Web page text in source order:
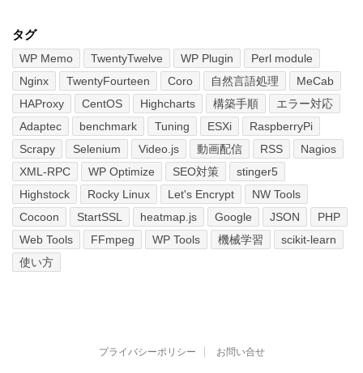
タグ
WP Memo TwentyTwelve WP Plugin
Perl module
Nginx
TwentyFourteen Coro 自然言語処理
MeCab
HAProxy
CentOS Highcharts 構築手順
エラー対応
Adaptec
benchmark Tuning ESXi
RaspberryPi
Scrapy
Selenium Video.js 動画配信 RSS
Nagios
XML-RPC
WP Optimize SEO対策
stinger5
Highstock
Rocky Linux Let's Encrypt
NW Tools
Cocoon
StartSSL heatmap.js Google JSON
PHP
Web Tools
FFmpeg WP Tools 機械学習
scikit-learn
使い方
プライバシーポリシー お問い合せ